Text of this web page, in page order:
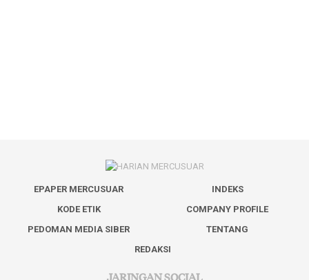
EPAPER MERCUSUAR
INDEKS
KODE ETIK
COMPANY PROFILE
PEDOMAN MEDIA SIBER
TENTANG
REDAKSI
JARINGAN SOCIAL